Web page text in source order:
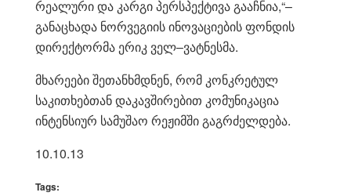
რეალური და კარგი პერსპექტივა გააჩნია,“–
განაცხადა ნორვეგიის ინოვაციების ფონდის
დირექტორმა ერიკ ველ–ვატნესმა.
მხარეები შეთანხმდნენ, რომ კონკრეტულ
საკითხებთან დაკავშირებით კომუნიკაცია
ინტენსიურ სამუშაო რეჟიმში გაგრძელდება.
10.10.13
Tags: